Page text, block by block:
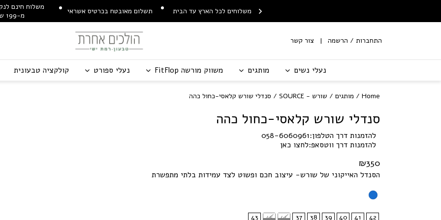
משלוחים לכל הארץ עד הבית תשלום מאובטח בכרטיס אשראי
משלוח חינם
מ-199 ש"ח
התחברות / הרשמה צור קשר
נעלי נשים מותגים משווק מורשה FitFlop נעלי ספורט קולקציה טבעונית
Home
/ מותגים / שורש - SOURCE / סנדלי שורש קלאסי-כחול כהה
סנדלי שורש קלאסי-כחול כהה
להזמנות דרך הטלפון:058-6060961
להזמנות דרך ווטסאפ:לחצו כאן
₪350
הסנדל האייקוני של שורש- עיצוב חכם ופשוט לצד עמידות בלתי מתפשרת
43 45 44 37 38 39 40 41 42